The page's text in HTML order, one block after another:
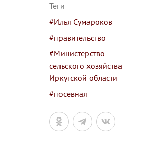
Теги
#Илья Сумароков
#правительство
#Министерство
сельского хозяйства
Иркутской области
#посевная